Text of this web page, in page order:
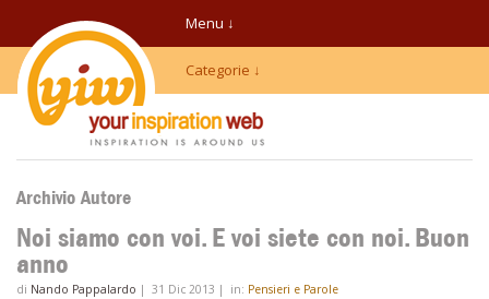
Menu ↓
Categorie ↓
Archivio Autore
Noi siamo con voi. E voi siete con noi. Buon
anno
di Nando Pappalardo | 31 Dic 2013 | in: Pensieri e Parole